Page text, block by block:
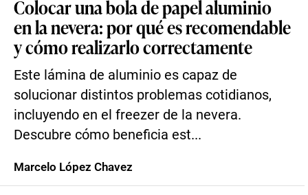
Colocar una bola de papel aluminio
en la nevera: por qué es recomendable
y cómo realizarlo correctamente
Este lámina de aluminio es capaz de
solucionar distintos problemas cotidianos,
incluyendo en el freezer de la nevera.
Descubre cómo beneficia est...
Marcelo López Chavez